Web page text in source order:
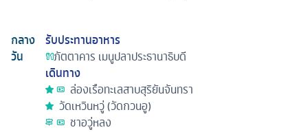
กลาง
วัน
รับประทานอาหาร
ภัตตาคาร เมนูปลาประธานาธิบดี
เดินทาง
ล่องเรือทะเลสาบสุริยันจันทรา
วัดเหวินหวู่ (วัดกวนอู)
ชาอวู่หลง